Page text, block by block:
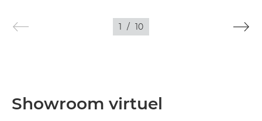
1 / 10
Showroom virtuel